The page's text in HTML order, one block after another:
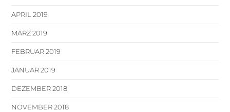
APRIL 2019
MÄRZ 2019
FEBRUAR 2019
JANUAR 2019
DEZEMBER 2018
NOVEMBER 2018